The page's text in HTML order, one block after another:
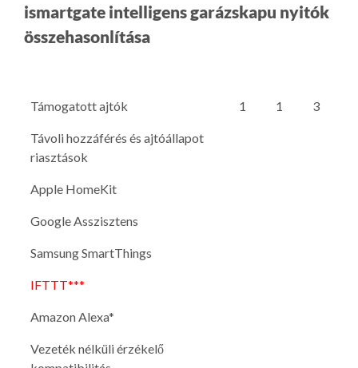
ismartgate intelligens garázskapu nyitók
összehasonlítása
Támogatott ajtók 1 1 3
Távoli hozzáférés és ajtóállapot
riasztások
Apple HomeKit
Google Asszisztens
Samsung SmartThings
IFTTT***
Amazon Alexa*
Vezeték nélküli érzékelő